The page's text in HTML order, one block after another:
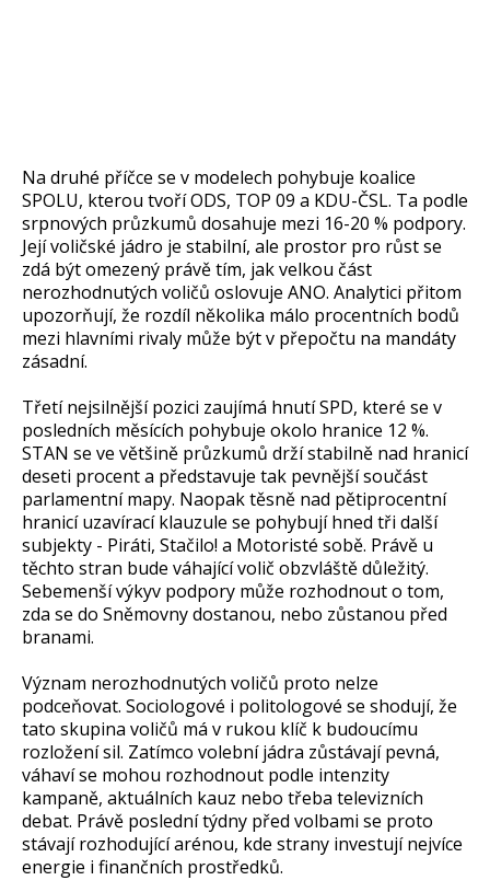
Na druhé příčce se v modelech pohybuje koalice
SPOLU, kterou tvoří ODS, TOP 09 a KDU-ČSL. Ta podle
srpnových průzkumů dosahuje mezi 16-20 % podpory.
Její voličské jádro je stabilní, ale prostor pro růst se
zdá být omezený právě tím, jak velkou část
nerozhodnutých voličů oslovuje ANO. Analytici přitom
upozorňují, že rozdíl několika málo procentních bodů
mezi hlavními rivaly může být v přepočtu na mandáty
zásadní.
Třetí nejsilnější pozici zaujímá hnutí SPD, které se v
posledních měsících pohybuje okolo hranice 12 %.
STAN se ve většině průzkumů drží stabilně nad hranicí
deseti procent a představuje tak pevnější součást
parlamentní mapy. Naopak těsně nad pětiprocentní
hranicí uzavírací klauzule se pohybují hned tři další
subjekty - Piráti, Stačilo! a Motoristé sobě. Právě u
těchto stran bude váhající volič obzvláště důležitý.
Sebemenší výkyv podpory může rozhodnout o tom,
zda se do Sněmovny dostanou, nebo zůstanou před
branami.
Význam nerozhodnutých voličů proto nelze
podceňovat. Sociologové i politologové se shodují, že
tato skupina voličů má v rukou klíč k budoucímu
rozložení sil. Zatímco volební jádra zůstávají pevná,
váhaví se mohou rozhodnout podle intenzity
kampaně, aktuálních kauz nebo třeba televizních
debat. Právě poslední týdny před volbami se proto
stávají rozhodující arénou, kde strany investují nejvíce
energie i finančních prostředků.